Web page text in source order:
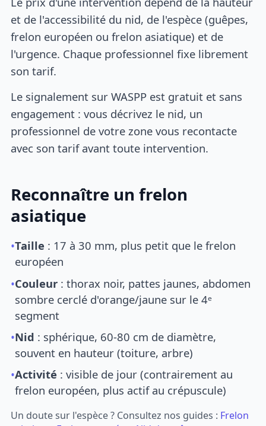
et de l'accessibilité du nid, de l'espèce (guêpes,
frelon européen ou frelon asiatique) et de
l'urgence. Chaque professionnel fixe librement
son tarif.
Le signalement sur WASPP est gratuit et sans
engagement : vous décrivez le nid, un
professionnel de votre zone vous recontacte
avec son tarif avant toute intervention.
Reconnaître un frelon
asiatique
•Taille : 17 à 30 mm, plus petit que le frelon
européen
•Couleur : thorax noir, pattes jaunes, abdomen
sombre cerclé d'orange/jaune sur le 4ᵉ
segment
•Nid : sphérique, 60-80 cm de diamètre,
souvent en hauteur (toiture, arbre)
•Activité : visible de jour (contrairement au
frelon européen, plus actif au crépuscule)
Un doute sur l'espèce ? Consultez nos guides : Frelon